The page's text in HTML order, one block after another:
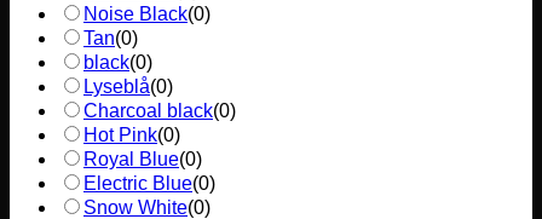
Noise Black(0)
Tan(0)
black(0)
Lyseblå(0)
Charcoal black(0)
Hot Pink(0)
Royal Blue(0)
Electric Blue(0)
Snow White(0)